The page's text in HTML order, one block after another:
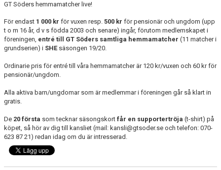
GT Söders hemmamatcher live!
För endast 1 000 kr för vuxen resp. 500 kr för pensionär och ungdom (upp
t o m 16 år, d v s födda 2003 och senare) ingår, förutom medlemskapet i
föreningen, entré till GT Söders samtliga hemmamatcher (11 matcher i
grundserien) i SHEsäsongen 19/20.
Ordinarie pris för entré till våra hemmamatcher är 120 kr/vuxen och 60 kr för
pensionär/ungdom.
Alla aktiva barn/ungdomar som är medlemmar i föreningen går så klart in
gratis.
De 20 första som tecknar säsongskort får en supportertröja (t-shirt) på
köpet, så hör av dig till kansliet (mail: kansli@gtsoder.se och telefon: 070-
623 87 21) redan idag om du är intresserad.